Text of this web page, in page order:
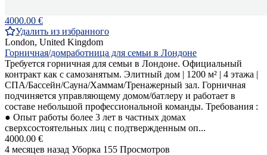
4000.00 €
Удалить из избранного
London, United Kingdom
Горничная/домработница для семьи в Лондоне
Требуется горничная для семьи в Лондоне. Официальный
контракт как с самозанятым. Элитный дом | 1200 м² | 4 этажа |
СПА/Бассейн/Сауна/Хаммам/Тренажерный зал. Горничная
подчиняется управляющему домом/батлеру и работает в
составе небольшой профессиональной команды. Требования :
● Опыт работы более 3 лет в частных домах
сверхсостоятельных лиц с подтвержденным оп...
4000.00 €
4 месяцев назад Уборка 155 Просмотров